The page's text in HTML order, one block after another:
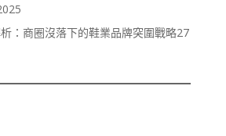
：商圈沒落下的鞋業品牌突圍戰略27